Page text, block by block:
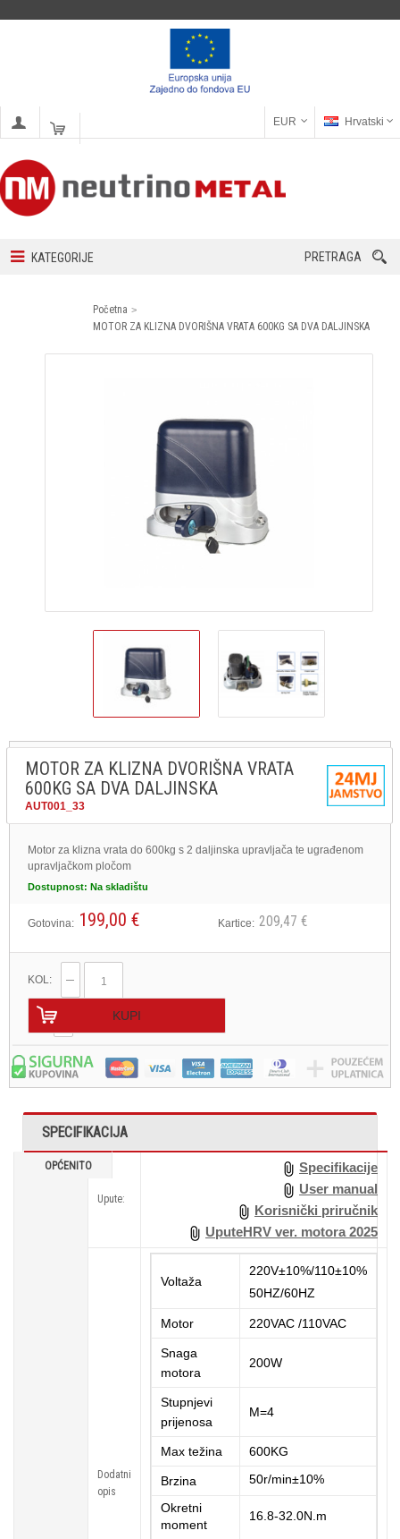
EUR Hrvatski
KATEGORIJE PRETRAGA
Početna
MOTOR ZA KLIZNA DVORIŠNA VRATA 600KG SA DVA DALJINSKA
MOTOR ZA KLIZNA DVORIŠNA VRATA
600KG SA DVA DALJINSKA
AUT001_33
Motor za klizna vrata do 600kg s 2 daljinska upravljača te ugrađenom
upravljačkom pločom
Dostupnost: Na skladištu
Gotovina: 199,00 € Kartice: 209,47 €
KOL:
KUPI
SPECIFIKACIJA
OPĆENITO
Upute:
Specifikacije
User manual
Korisnički priručnik
UputeHRV ver. motora 2025
Dodatni
opis
Voltaža
220V±10%/110±10%
50HZ/60HZ
Motor 220VAC /110VAC
Snaga
motora
200W
Stupnjevi
prijenosa
M=4
Max težina 600KG
Brzina 50r/min±10%
Okretni
moment
16.8-32.0N.m